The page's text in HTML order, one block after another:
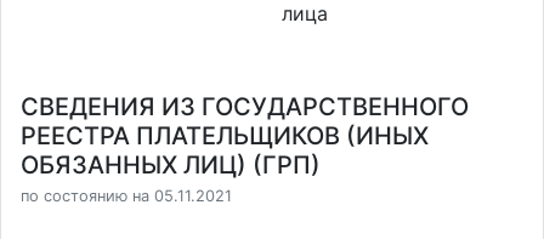
лица
СВЕДЕНИЯ ИЗ ГОСУДАРСТВЕННОГО
РЕЕСТРА ПЛАТЕЛЬЩИКОВ (ИНЫХ
ОБЯЗАННЫХ ЛИЦ) (ГРП)
по состоянию на 05.11.2021